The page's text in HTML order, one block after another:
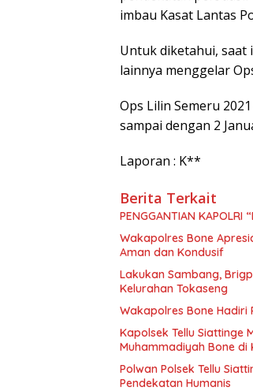
imbau Kasat Lantas
Untuk diketahui, saat
lainnya menggelar
Ops Lilin Semeru
sampai dengan 2
Laporan : K**
Berita Terkait
PENGGANTIAN KAPOLRI
Wakapolres Bone
Aman dan Kondusif
Lakukan Sambang,
Kelurahan Tokaseng
Wakapolres Bone Hadiri
Kapolsek Tellu Siattinge
Muhammadiyah Bone di
Polwan Polsek Tellu
Pendekatan Humanis